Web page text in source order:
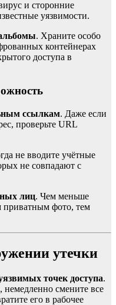
и сторонние
уязвимости.
. Храните особо
контейнерах
доступа в
ссылкам. Даже если
проверьте URL
не вводите учётные
не совпадают с
лиц. Чем меньше
фото, тем
утечки
точек доступа.
немедленно смените все
его в рабочее